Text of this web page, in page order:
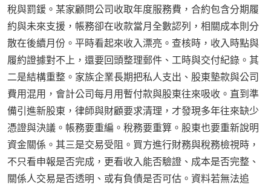
稅與罰鍰。某家顧問公司收取年度服務費，合約包含分期履
約與未來支援，帳務卻在收款當月全數認列，相關成本則分
散在後續月份。平時看起來收入漂亮。查核時，收入時點與
履約證據對不上，還要回頭整理郵件、工時與交付紀錄。其
二是結構重整。家族企業長期把私人支出、股東墊款與公司
費用混用，會計公司每月用暫付款與股東往來吸收。直到準
備引進新股東，律師與財顧要求清理，才發現多年往來缺少
憑證與決議。帳務要重編。稅務要重算。股東也要重新說明
資金關係。其三是交易受阻。買方進行財務與稅務檢視時，
不只看申報是否完成，更看收入能否驗證、成本是否完整、
關係人交易是否透明、或有負債是否可估。資料若無法追